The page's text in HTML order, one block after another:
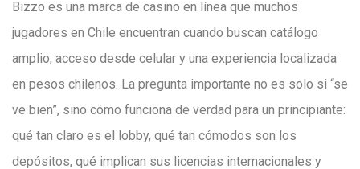
Bizzo es una marca de casino en línea que muchos
jugadores en Chile encuentran cuando buscan catálogo
amplio, acceso desde celular y una experiencia localizada
en pesos chilenos. La pregunta importante no es solo si “se
ve bien”, sino cómo funciona de verdad para un principiante:
qué tan claro es el lobby, qué tan cómodos son los
depósitos, qué implican sus licencias internacionales y